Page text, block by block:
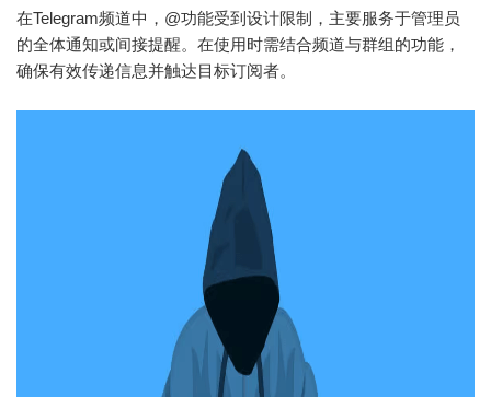
在Telegram频道中，@功能受到设计限制，主要服务于管理员
的全体通知或间接提醒。在使用时需结合频道与群组的功能，
确保有效传递信息并触达目标订阅者。